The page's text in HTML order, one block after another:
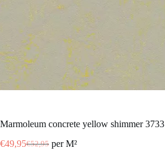
Marmoleum concrete yellow shimmer 3733
€52,95
Oorspronkelijke
€49,95Huidigeper M²